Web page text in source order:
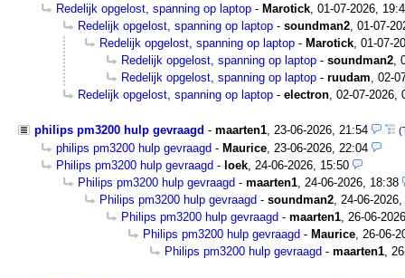
Redelijk opgelost, spanning op laptop - Marotick, 01-07-2026,
Redelijk opgelost, spanning op laptop - soundman2, 01-07-
Redelijk opgelost, spanning op laptop - Marotick, 01-07-
Redelijk opgelost, spanning op laptop - soundman2,
Redelijk opgelost, spanning op laptop - ruudam, 02-
Redelijk opgelost, spanning op laptop - electron, 02-07-2026,
philips pm3200 hulp gevraagd - maarten1 23-06-2026, 21:54
philips pm3200 hulp gevraagd - Maurice 23-06-2026, 22:04
Philips pm3200 hulp gevraagd - loek 24-06-2026, 15:50
Philips pm3200 hulp gevraagd - maarten1 24-06-2026, 18:38
Philips pm3200 hulp gevraagd - soundman2 24-06-
Philips pm3200 hulp gevraagd - maarten1 26-06-
Philips pm3200 hulp gevraagd - Maurice 26-06-
Philips pm3200 hulp gevraagd - maarten1